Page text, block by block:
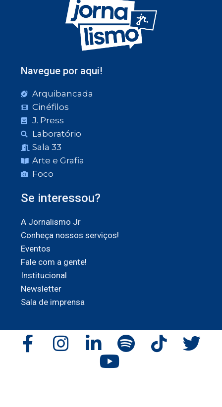
Navegue por aqui!
Arquibancada
Cinéfilos
J. Press
Laboratório
Sala 33
Arte e Grafia
Foco
Se interessou?
A Jornalismo Jr
Conheça nossos serviços!
Eventos
Fale com a gente!
Institucional
Newsletter
Sala de imprensa